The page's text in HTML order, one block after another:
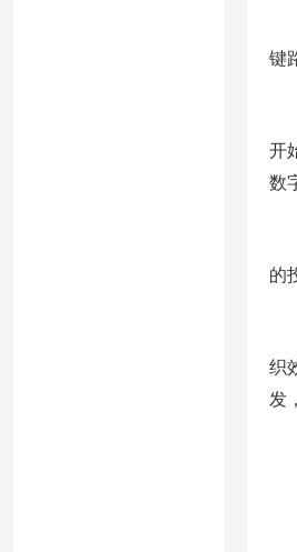
键
开
数
的
织
发